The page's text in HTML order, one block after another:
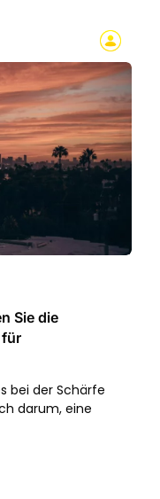
Sie die
für
bei der Schärfe
darum, eine